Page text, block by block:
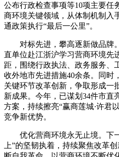
公布行政检查事项等10项主要任
商环境关键领域，从体制机制入
通政策执行“最后一公里”。
对标先进，攀高逐新做品牌
直单位赴江浙沪学习营商环境先
距，围绕行政执法、政务服务、
收外地市先进措施40余条。同时
关键环节改革创新，争取形成一
新成果。今年，已谋划34件市直
方案，持续擦亮“赢商莲城·许君
竞争新优势。
优化营商环境永无止境。下
上”的坚韧执着，持续聚焦改革